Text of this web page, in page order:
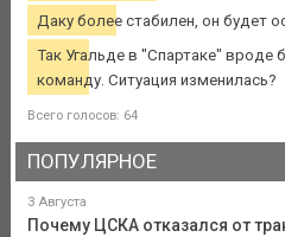
Даку более стабилен, он будет
Так Угальде в "Спартаке"
команду. Ситуация изменилась?
Всего голосов: 64
ПОПУЛЯРНОЕ
3 Августа
Почему ЦСКА отказался от